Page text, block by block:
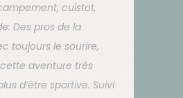
cuistot,
Des pros de la
toujours le sourire,
aventure très
d’être sportive. Suivi